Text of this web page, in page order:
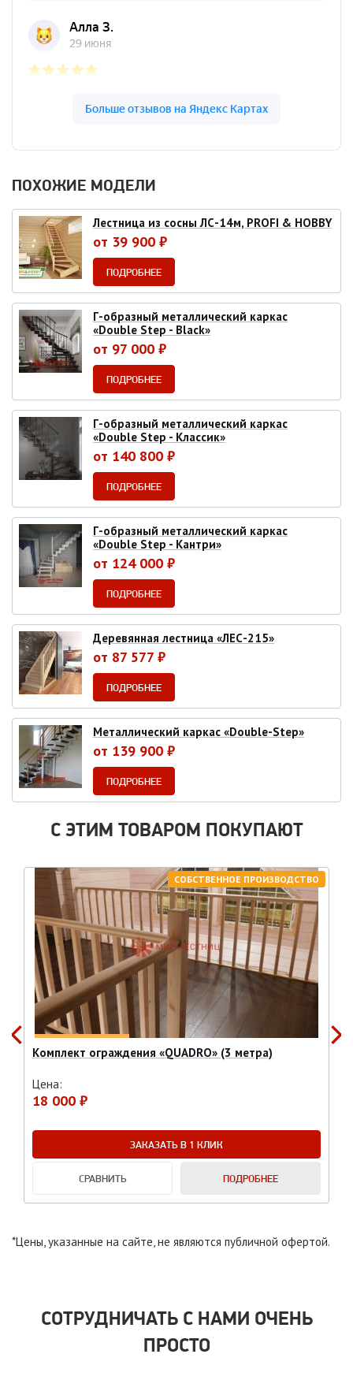
ПОХОЖИЕ МОДЕЛИ
Лестница из сосны ЛС-14м, PROFI & HOBBY
от 39 900 ₽
ПОДРОБНЕЕ
Г-образный металлический каркас
«Double Step - Black»
от 97 000 ₽
ПОДРОБНЕЕ
Г-образный металлический каркас
«Double Step - Классик»
от 140 800 ₽
ПОДРОБНЕЕ
Г-образный металлический каркас
«Double Step - Кантри»
от 124 000 ₽
ПОДРОБНЕЕ
Деревянная лестница «ЛЕС-215»
от 87 577 ₽
ПОДРОБНЕЕ
Металлический каркас «Double-Step»
от 139 900 ₽
ПОДРОБНЕЕ
С ЭТИМ ТОВАРОМ ПОКУПАЮТ
СОБСТВЕННОЕ ПРОИЗВОДСТВО
Комплект ограждения «QUADRO» (3 метра)
Цена:
18 000 ₽
ЗАКАЗАТЬ В 1 КЛИК
СРАВНИТЬ ПОДРОБНЕЕ
*Цены, указанные на сайте, не являются публичной офертой.
СОТРУДНИЧАТЬ С НАМИ ОЧЕНЬ
ПРОСТО